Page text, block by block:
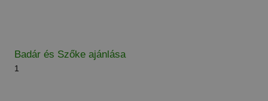
Badár és Szőke ajánlása